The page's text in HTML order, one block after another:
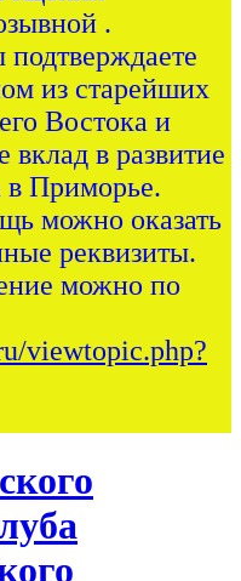
.
из старейших
Востока и
в развитие
в Приморье.
можно оказать
реквизиты.
можно по
viewtopic.php?